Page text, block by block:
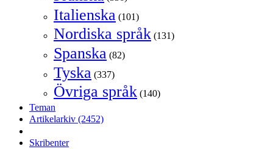
Italienska (101)
Nordiska språk (131)
Spanska (82)
Tyska (337)
Övriga språk (140)
Teman
Artikelarkiv (2452)
Skribenter